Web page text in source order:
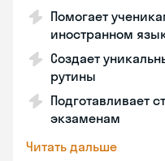
Помогает
иностранном
Создает
рутины
Подготавливает
экзаменам
Читать дальше